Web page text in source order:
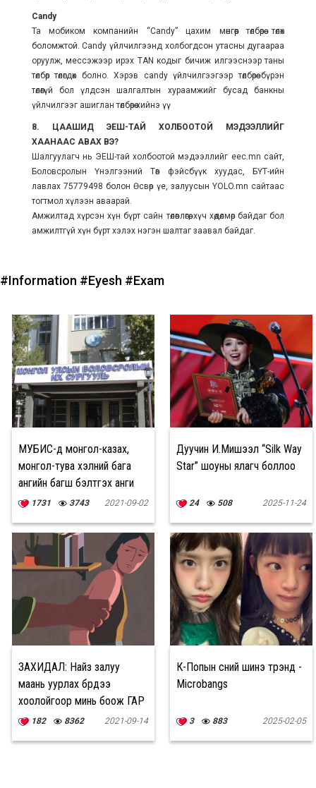
Candy
Та мобиком компанийн “Candy” цахим мөнгөөр төлбөрөө төлөх
боломжтой. Candy үйлчилгээнд холбогдсон утасны дугаараа
оруулж, мессэжээр ирэх TAN кодыг бичиж илгээснээр таны
төлбөр төлөгдөх болно. Хэрэв сandy үйлчилгээгээр төлбөрөө бүрэн
төлөөгүй бол үлдсэн шалгалтын хураамжийг бусад банкны
үйлчилгээг ашиглан төлбөрөө хийнэ үү
8. ЦААШИД ЭЕШ-ТАЙ ХОЛБООТОЙ МЭДЭЭЛЛИЙГ
ХААНААС АВАХ ВЭ?
Шалгуулагч нь ЭЕШ-тай холбоотой мэдээллийг eec.mn сайт,
Боловсролын Үнэлгээний Төв фэйсбүүк хуудас, БҮТ-ийн
лавлах 75779498 болон Өсвөр үе, залуусын YOLO.mn сайтаас
тогтмол хүлээн аваарай.
Амжилтад хүрсэн хүн бүрт сайн төлөвлөгөө, хүч хөдөлмөр байдаг бол
амжилтгүй хүн бүрт хэлэх нэгэн шалтаг заавал байдаг.
#Information #Eyesh #Exam
МУБИС-д монгол-казах,
монгол-тува хэлний бага
ангийн багш бэлтгэх анги
нээнэ
1731 3743 2021-09-02
Дуучин И.Мишээл “Silk Way
Star” шоуны ялагч боллоо
24 508 2025-11-24
ЗАХИДАЛ: Найз залуу
маань уурлах бүрдээ
хоолойгоор минь боож ГАР
ХҮРДЭГ
182 8362 2021-09-14
К-Попын үсний шинэ трэнд -
Microbangs
3 883 2025-02-05